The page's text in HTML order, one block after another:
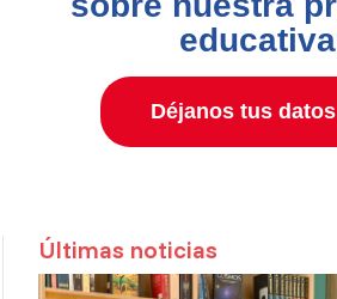
Déjanos tus
Últimas noticias